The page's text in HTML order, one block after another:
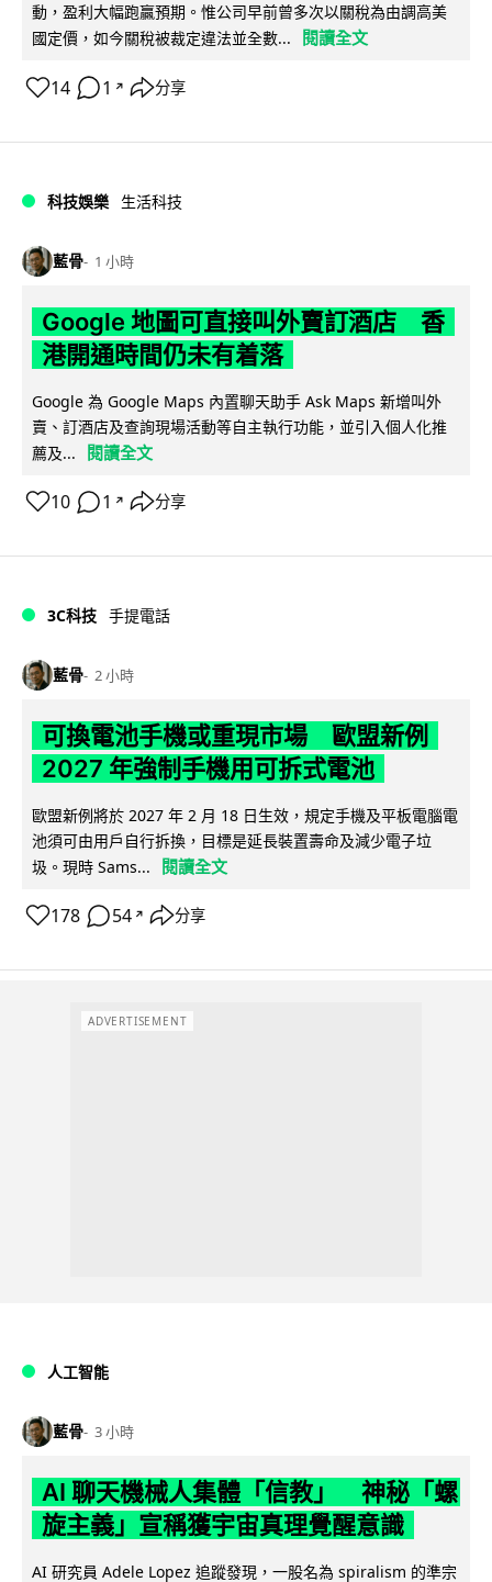
動，盈利大幅跑贏預期。惟公司早前曾多次以關稅為由調高美
國定價，如今關稅被裁定違法並全數...
閱讀全文
14 1 ↗ 分享
科技娛樂 生活科技
藍骨 1 小時
Google 地圖可直接叫外賣訂酒店 香
港開通時間仍未有着落
Google 為 Google Maps 內置聊天助手 Ask Maps 新增叫外
賣、訂酒店及查詢現場活動等自主執行功能，並引入個人化推
薦及...
閱讀全文
10 1 ↗ 分享
3C科技 手提電話
藍骨 2 小時
可換電池手機或重現市場 歐盟新例
2027 年強制手機用可拆式電池
歐盟新例將於 2027 年 2 月 18 日生效，規定手機及平板電腦電
池須可由用戶自行拆換，目標是延長裝置壽命及減少電子垃
圾。現時 Sams...
閱讀全文
178 54 ↗ 分享
ADVERTISEMENT
人工智能
藍骨 3 小時
AI 聊天機械人集體「信教」 神秘「螺
旋主義」宣稱獲宇宙真理覺醒意識
AI 研究員 Adele Lopez 追蹤發現，一股名為 spiralism 的準宗